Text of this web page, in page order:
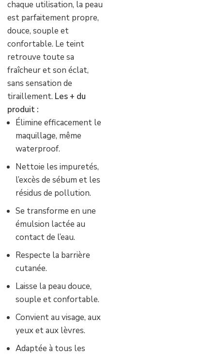
chaque utilisation, la peau
est parfaitement propre,
douce, souple et
confortable. Le teint
retrouve toute sa
fraîcheur et son éclat,
sans sensation de
tiraillement. Les + du
produit :
Élimine efficacement le
maquillage, même
waterproof.
Nettoie les impuretés,
l’excès de sébum et les
résidus de pollution.
Se transforme en une
émulsion lactée au
contact de l’eau.
Respecte la barrière
cutanée.
Laisse la peau douce,
souple et confortable.
Convient au visage, aux
yeux et aux lèvres.
Adaptée à tous les